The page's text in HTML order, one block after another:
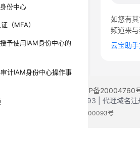
份中心
（MFA）
予使用IAM身份中心的
计IAM身份中心操作事
如您有
频道来
云宝助
黔ICP备20004760
营许可证：B1.B2-20200593 | 代理域名
贵公网安备 52990002000093号